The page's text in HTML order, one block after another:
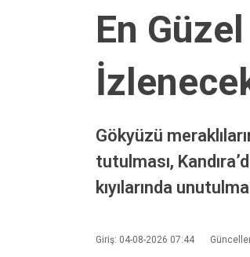
En
Gökyüzü
tutulması,
kıyılarında
Giriş: 04-08-2026 07:44